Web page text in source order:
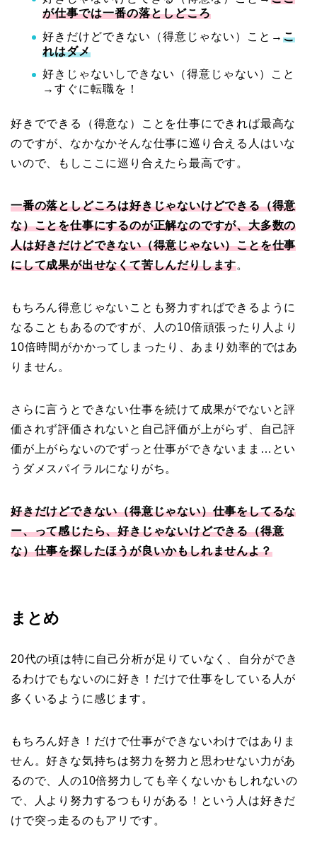
が仕事では一番の落としどころ
好きだけどできない（得意じゃない）こと→ こ
れはダメ
好きじゃないしできない（得意じゃない）こと
→すぐに転職を！
好きでできる（得意な）ことを仕事にできれば最高な
のですが、なかなかそんな仕事に巡り合える人はいな
いので、もしここに巡り合えたら最高です。
一番の落としどころは好きじゃないけどできる（得意
な）ことを仕事にするのが正解なのですが、大多数の
人は好きだけどできない（得意じゃない）ことを仕事
にして成果が出せなくて苦しんだりします。
もちろん得意じゃないことも努力すればできるように
なることもあるのですが、人の10倍頑張ったり人より
10倍時間がかかってしまったり、あまり効率的ではあ
りません。
さらに言うとできない仕事を続けて成果がでないと評
価されず評価されないと自己評価が上がらず、自己評
価が上がらないのでずっと仕事ができないまま…とい
うダメスパイラルになりがち。
好きだけどできない（得意じゃない）仕事をしてるな
ー、って感じたら、好きじゃないけどできる（得意
な）仕事を探したほうが良いかもしれませんよ？
まとめ
20代の頃は特に自己分析が足りていなく、自分ができ
るわけでもないのに好き！だけで仕事をしている人が
多くいるように感じます。
もちろん好き！だけで仕事ができないわけではありま
せん。好きな気持ちは努力を努力と思わせない力があ
るので、人の10倍努力しても辛くないかもしれないの
で、人より努力するつもりがある！という人は好きだ
けで突っ走るのもアリです。